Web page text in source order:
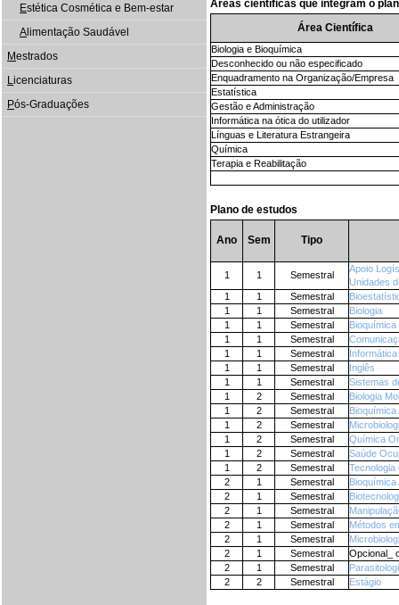
Estética Cosmética e Bem-estar
A limentação Saudável
Mestrados
Licenciaturas
Pós-Graduações
Áreas científicas que integram o
Área Científica
Biologia e Bioquímica
Desconhecido ou não especificado
Enquadramento na Organização/Empresa
Estatística
Gestão e Administração
Informática na ótica do utilizador
Línguas e Literatura Estrangeira
Química
Terapia e Reabilitação
Plano de estudos
Ano Sem Tipo
1 1 Semestral
Apoio
Unidades
1
1 Semestral
1
1 Semestral
Biologia
1
1 Semestral
Bioquímica
1
1 Semestral
1
1 Semestral
Informática
1
1 Semestral
Inglês
1
1 Semestral
Sistemas
1
2 Semestral
Biologia
1
2 Semestral
Bioquímica
1
2 Semestral
1
2 Semestral
Química
1
2 Semestral
Saúde
1
2 Semestral
Tecnologia
2
1 Semestral
Bioquímica
2
1 Semestral
2
1 Semestral
2
1 Semestral
Métodos
2
1 Semestral
2
1 Semestral
Opcional_
2
1 Semestral
2
2 Semestral Estágio